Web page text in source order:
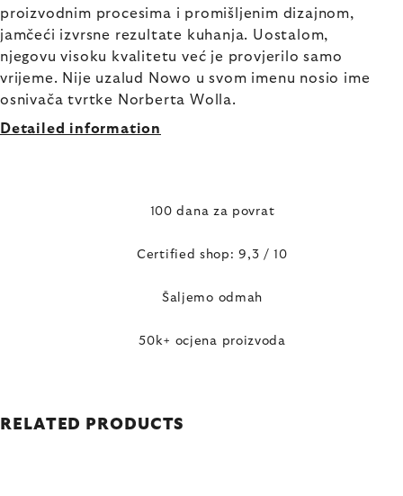
proizvodnim procesima i promišljenim dizajnom,
jamčeći izvrsne rezultate kuhanja. Uostalom,
njegovu visoku kvalitetu već je provjerilo samo
vrijeme. Nije uzalud Nowo u svom imenu nosio ime
osnivača tvrtke Norberta Wolla.
Detailed information
100 dana za povrat
Certified shop: 9,3 / 10
Šaljemo odmah
50k+ ocjena proizvoda
RELATED PRODUCTS